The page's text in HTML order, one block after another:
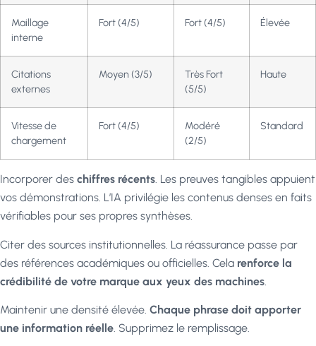
Maillage
interne
Fort (4/5) Fort (4/5) Élevée
Citations
externes
Moyen (3/5)
Très Fort
(5/5)
Haute
Vitesse de
chargement
Fort (4/5)
Modéré
(2/5)
Standard
Incorporer des chiffres récents. Les preuves tangibles appuient
vos démonstrations. L’IA privilégie les contenus denses en faits
vérifiables pour ses propres synthèses.
Citer des sources institutionnelles. La réassurance passe par
des références académiques ou officielles. Cela renforce la
crédibilité de votre marque aux yeux des machines
Maintenir une densité élevée. Chaque phrase doit apporter
une information réelle. Supprimez le remplissage.